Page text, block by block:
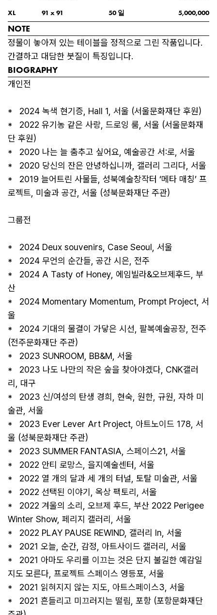
XL
91 x 91 50 일 5,000,000
NOTE
정물이 놓아져 있는 테이블을 정적으로 그린 작품입니다.
간결하고 대담한 붓질이 특징입니다.
BIOGRAPHY
개인전
*   2024 녹색 현기증, Hall 1, 서울 (서울문화재단 후원)
*   2022 유기농 같은 사랑, 드로잉 룸, 서울 (서울문화재
단 후원)
*   2020 나는 늘 춤추고 싶어요, 예술공간 서:로, 서울
*   2020 당신의 잔은 안녕하십니까, 갤러리 그리다, 서울
*   2019 늘어트린 사물들, 성북예술창작터 ‘메타 매칭’ 프
로젝트, 미술과 공간, 서울 (성북문화재단 주관)
그룹전
*   2024 Deux souvenirs, Case Seoul, 서울
*   2024 무언의 순간들, 공간 시은, 전주
*   2024 A Tasty of Honey, 에임빌라&오브제후드, 부
산
*   2024 Momentary Momentum, Prompt Project, 서
울
*   2024 기대의 물결이 가닿은 시선, 팔복예술공장, 전주
(전주문화재단 주관)
*   2023 SUNROOM, BB&M, 서울
*   2023 나도 나만의 작은 숲을 찾아야겠다, CNK갤러
리, 대구
*   2023 신/여성의 탄생 경희, 현숙, 원한, 규원, 자하 미
술관, 서울
*   2023 Ever Lever Art Project, 아트노이드 178, 서
울 (성북문화재단 주관)
*   2023 SUMMER FANTASIA, 스페이스21, 서울
*   2022 안티 로망스, 을지예술센터, 서울
*   2022 열 개의 달과 세 개의 터널, 토탈 미술관, 서울
*   2022 선택된 이야기, 옥상 팩토리, 서울
*   2022 겨울의 소리, 오브제 후드, 부산 2022 Perigee
Winter Show, 페리지 갤러리, 서울
*   2022 PLAY PAUSE REWIND, 갤러리 In, 서울
*   2021 오늘, 순간, 감정, 아트사이드 갤러리, 서울
*   2021 아마도 우리를 이끄는 것은 단지 불길한 예감일
지도 모른다, 프로젝트 스페이스 영등포, 서울
*   2021 읽혀지지 않는 지도, 아트스페이스3, 서울
*   2021 흔들리고 미끄러지는 떨림, 포항 (포항문화재단